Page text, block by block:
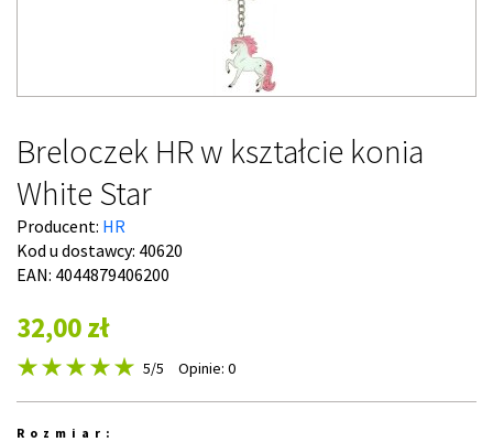
Breloczek HR w kształcie konia
White Star
Producent: HR
Kod u dostawcy: 40620
EAN: 4044879406200
32,00 zł
5/5 Opinie: 0
Rozmiar: